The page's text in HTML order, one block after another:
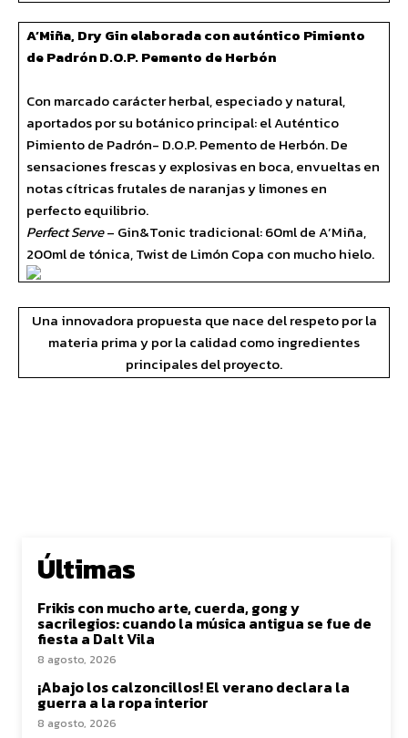
A’Miña, Dry Gin elaborada con auténtico Pimiento
de Padrón D.O.P. Pemento de Herbón
Con marcado carácter herbal, especiado y natural,
aportados por su botánico principal: el Auténtico
Pimiento de Padrón- D.O.P. Pemento de Herbón. De
sensaciones frescas y explosivas en boca, envueltas en
notas cítricas frutales de naranjas y limones en
perfecto equilibrio.
Perfect Serve– Gin&Tonic tradicional: 60ml de A’Miña,
200ml de tónica, Twist de Limón Copa con mucho hielo.
Una innovadora propuesta que nace del respeto por la
materia prima y por la calidad como ingredientes
principales del proyecto.
Últimas
Frikis con mucho arte, cuerda, gong y
sacrilegios: cuando la música antigua se fue de
fiesta a Dalt Vila
8 agosto, 2026
¡Abajo los calzoncillos! El verano declara la
guerra a la ropa interior
8 agosto, 2026